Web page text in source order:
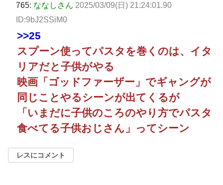
765: ななしさん 2025/03/09(日) 21:24:01.90
ID:9bJ2SSiM0
>>25
スプーン使ってパスタを巻くのは、イタ
リアだと子供がやる
映画「ゴッドファーザー」でギャングが
同じことやるシーンが出てくるが
「いまだに子供のころのやり方でパスタ
食べてる子供おじさん」ってシーン
レスにコメント